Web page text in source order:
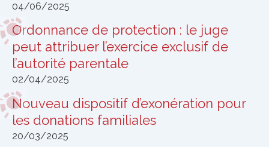
04/06/2025
Ordonnance de protection : le juge
peut attribuer l’exercice exclusif de
l’autorité parentale​
02/04/2025
Nouveau dispositif d’exonération pour
les donations familiales
20/03/2025